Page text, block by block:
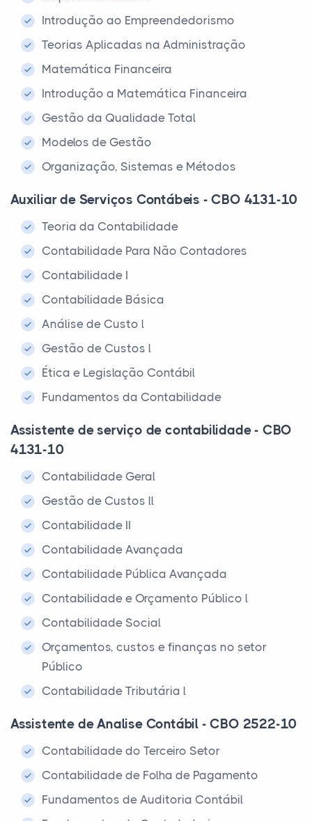
Introdução ao Empreendedorismo
Teorias Aplicadas na Administração
Matemática Financeira
Introdução a Matemática Financeira
Gestão da Qualidade Total
Modelos de Gestão
Organização, Sistemas e Métodos
Auxiliar de Serviços Contábeis - CBO 4131-10
Teoria da Contabilidade
Contabilidade Para Não Contadores
Contabilidade I
Contabilidade Básica
Análise de Custo l
Gestão de Custos l
Ética e Legislação Contábil
Fundamentos da Contabilidade
Assistente de serviço de contabilidade - CBO
4131-10
Contabilidade Geral
Gestão de Custos ll
Contabilidade II
Contabilidade Avançada
Contabilidade Pública Avançada
Contabilidade e Orçamento Público l
Contabilidade Social
Orçamentos, custos e finanças no setor
Público
Contabilidade Tributária l
Assistente de Analise Contábil - CBO 2522-10
Contabilidade do Terceiro Setor
Contabilidade de Folha de Pagamento
Fundamentos de Auditoria Contábil